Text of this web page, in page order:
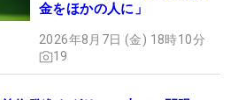
金をほかの人に」
2026年8月7日 (金) 18時10分
19